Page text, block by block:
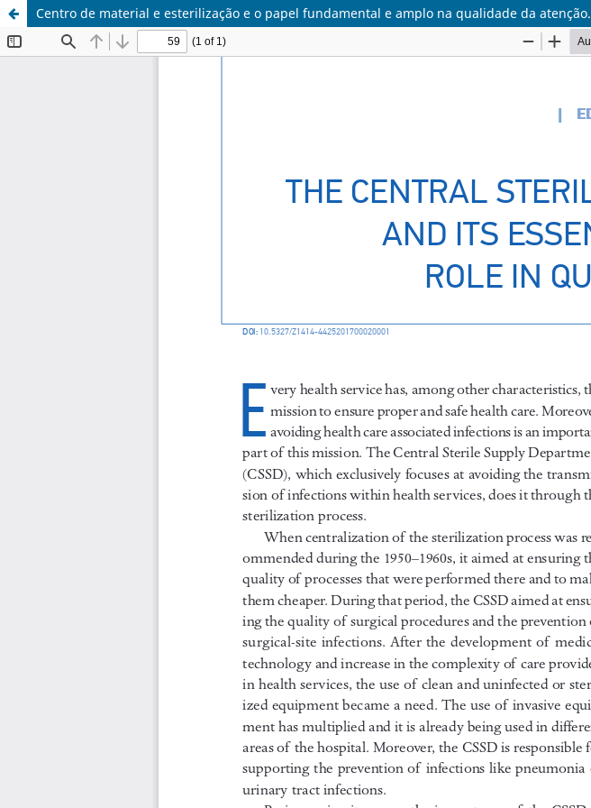
Centro de material e esterilização e o papel fundamental e amplo na qualidade da atenção.